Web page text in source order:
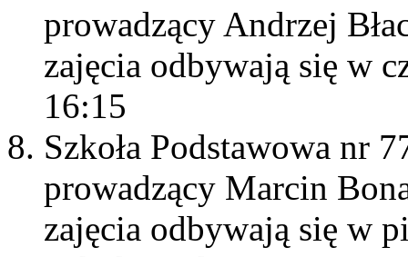
prowadzący Andrzej
zajęcia odbywają się w
16:15
Szkoła Podstawowa nr
prowadzący Marcin
zajęcia odbywają się w